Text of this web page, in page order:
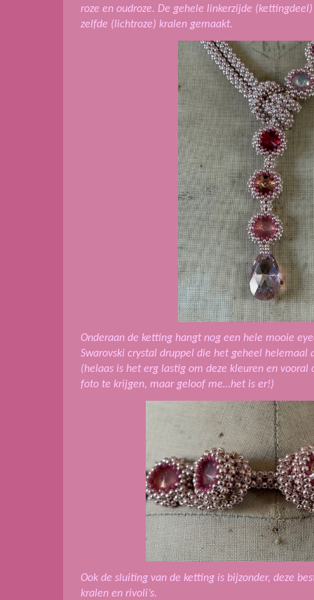
roze en oudroze. De gehele linkerzijde
zelfde (lichtroze) kralen gemaakt.
Onderaan de ketting hangt nog een hele mooie
Swarovski crystal druppel die het geheel helemaal
(helaas is het erg lastig om deze kleuren en
foto te krijgen, maar geloof me…het is er!)
Ook de sluiting van de ketting is bijzonder, deze
kralen en rivoli’s.